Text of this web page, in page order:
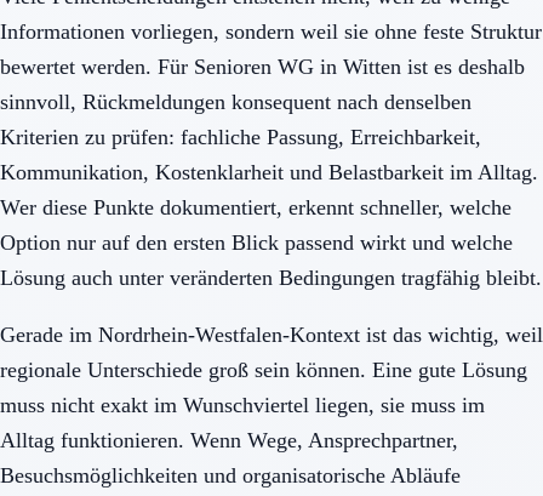
Informationen vorliegen, sondern weil sie ohne feste Struktur
bewertet werden. Für Senioren WG in Witten ist es deshalb
sinnvoll, Rückmeldungen konsequent nach denselben
Kriterien zu prüfen: fachliche Passung, Erreichbarkeit,
Kommunikation, Kostenklarheit und Belastbarkeit im Alltag.
Wer diese Punkte dokumentiert, erkennt schneller, welche
Option nur auf den ersten Blick passend wirkt und welche
Lösung auch unter veränderten Bedingungen tragfähig bleibt.
Gerade im Nordrhein-Westfalen-Kontext ist das wichtig, weil
regionale Unterschiede groß sein können. Eine gute Lösung
muss nicht exakt im Wunschviertel liegen, sie muss im
Alltag funktionieren. Wenn Wege, Ansprechpartner,
Besuchsmöglichkeiten und organisatorische Abläufe